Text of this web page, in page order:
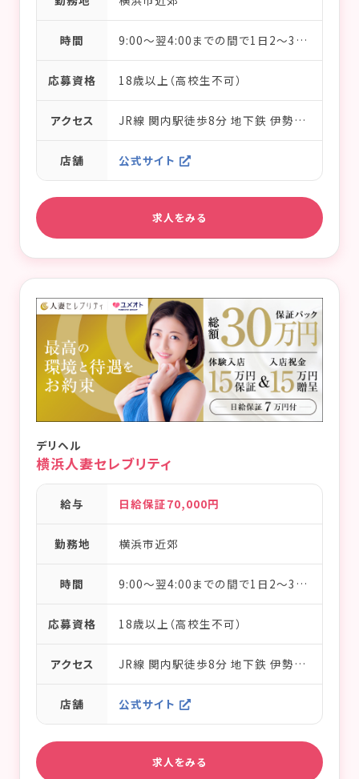
時間 9:00～翌4:00までの間で1日2～3時間からOK／完全フリーシフト制
応募資格 18歳以上（高校生不可）
アクセス JR線 関内駅徒歩8分 地下鉄 伊勢佐木長者町駅徒歩1分 京急線 日の出町駅徒歩10分
店舗 公式サイト
求人をみる
デリヘル
横浜人妻セレブリティ
給与 日給保証70,000円
勤務地 横浜市近郊
時間 9:00～翌4:00までの間で1日2～3時間からOK／完全フリーシフト制
応募資格 18歳以上（高校生不可）
アクセス JR線 関内駅徒歩8分 地下鉄 伊勢佐木長者町駅徒歩1分 京急線 日の出町駅徒歩10分
店舗 公式サイト
求人をみる